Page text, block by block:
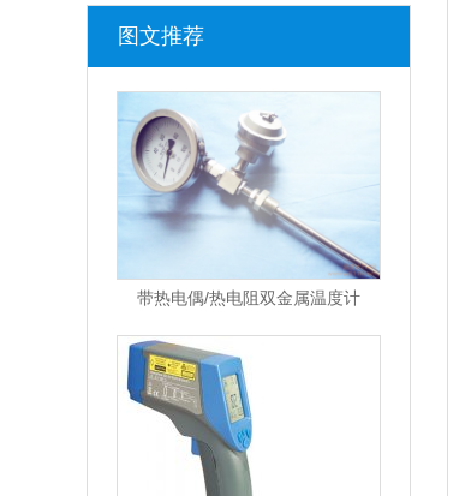
图文推荐
带热电偶/热电阻双金属温度计